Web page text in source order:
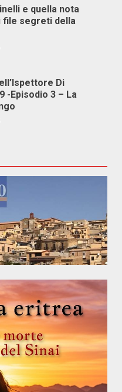
e quella nota
file segreti della
Di
-Episodio 3 – La